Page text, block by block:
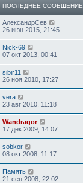
ПОСЛЕДНЕЕ СООБЩЕНИЕ
АлександрСев
26 июн 2015, 21:45
Nick-69
07 окт 2013, 00:41
sibir11
26 ноя 2010, 17:27
vera
23 авг 2010, 11:18
Wandragor
17 дек 2009, 14:07
sobkor
08 окт 2008, 11:17
Память
21 сен 2008, 22:02